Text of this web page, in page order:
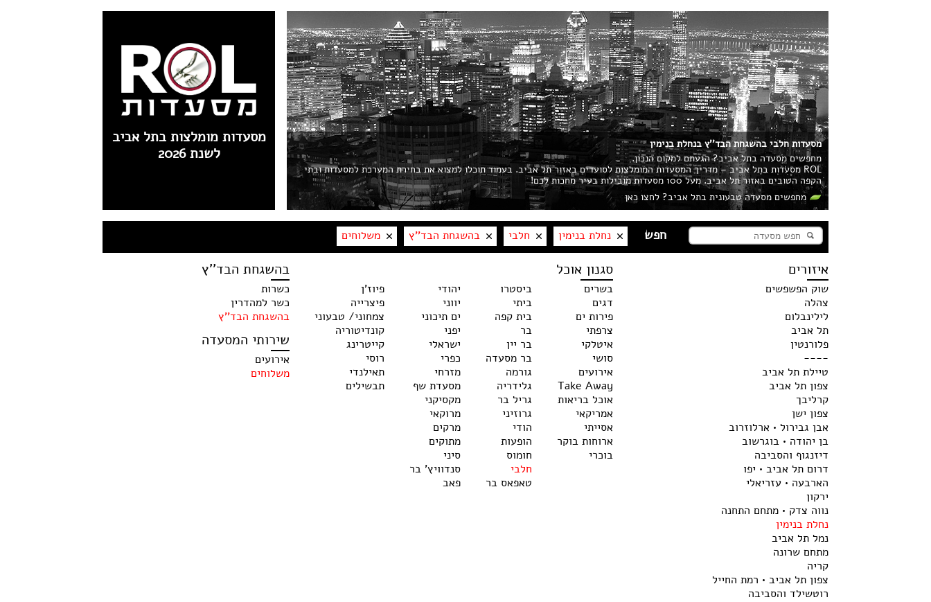
מסעדות מומלצות בתל אביב
לשנת 2026
מסעדות חלבי בהשגחת הבד''ץ בנחלת בנימין
מחפשים מסעדה בתל אביב? הגעתם למקום הנכון.
ROL מסעדות בתל אביב – מדריך המסעדות המומלצות לסועדים באזור תל אביב. בעמוד תוכלו למצוא את בחירת המערכת למסעדות ובתי
הקפה הטובים באזור תל אביב. מעל 100 מסעדות מובילות בעיר מחכות לכם!
מחפשים מסעדה טבעונית בתל אביב? לחצו כאן
נחלת בנימין חלבי בהשגחת הבד''ץ משלוחים
איזורים
שוק הפשפשים
צהלה
לילינבלום
תל אביב
פלורנטין
----
טיילת תל אביב
צפון תל אביב
קרליבך
צפון ישן
אבן גבירול • ארלוזרוב
בן יהודה • בוגרשוב
דיזנגוף והסביבה
דרום תל אביב • יפו
הארבעה • עזריאלי
ירקון
נווה צדק • מתחם התחנה
נחלת בנימין
נמל תל אביב
מתחם שרונה
קריה
צפון תל אביב • רמת החייל
רוטשילד והסביבה
סגנון אוכל
בשרים
דגים
פירות ים
צרפתי
איטלקי
סושי
אירועים
Take Away
אוכל בריאות
אמריקאי
אסייתי
ארוחות בוקר
בוכרי
ביסטרו
ביתי
בית קפה
בר
בר יין
בר מסעדה
גורמה
גלידריה
גריל בר
גרוזיני
הודי
הופעות
חומוס
חלבי
טאפאס בר
יהודי
יווני
ים תיכוני
יפני
ישראלי
כפרי
מזרחי
מסעדת שף
מקסיקני
מרוקאי
מרקים
מתוקים
סיני
סנדוויץ' בר
פאב
פיוז'ן
פיצרייה
צמחוני/ טבעוני
קונדיטוריה
קייטרינג
רוסי
תאילנדי
תבשילים
בהשגחת הבד''ץ
כשרות
כשר למהדרין
בהשגחת הבד''ץ
שירותי המסעדה
אירועים
משלוחים